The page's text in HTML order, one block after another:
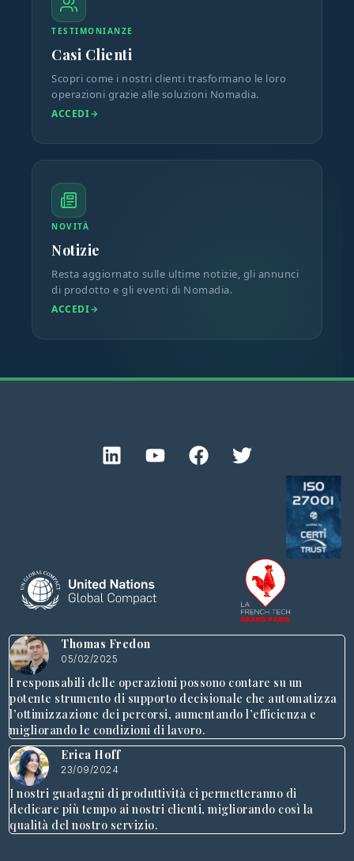
TESTIMONIANZE
Casi Clienti
Scopri come i nostri clienti trasformano le loro
operazioni grazie alle soluzioni Nomadia.
ACCEDI
NOVITÀ
Notizie
Resta aggiornato sulle ultime notizie, gli annunci
di prodotto e gli eventi di Nomadia.
ACCEDI
Thomas Fredon
05/02/2025
I responsabili delle operazioni possono contare su un
potente strumento di supporto decisionale che automatizza
l’ottimizzazione dei percorsi, aumentando l’efficienza e
migliorando le condizioni di lavoro.
Erica Hoff
23/09/2024
I nostri guadagni di produttività ci permetteranno di
dedicare più tempo ai nostri clienti, migliorando così la
qualità del nostro servizio.